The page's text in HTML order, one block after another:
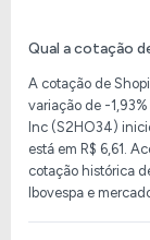
Qual a cotação
A cotação de
variação de -1,93%
Inc (S2HO34)
está em R$ 6,61 .
cotação histórica
Ibovespa e